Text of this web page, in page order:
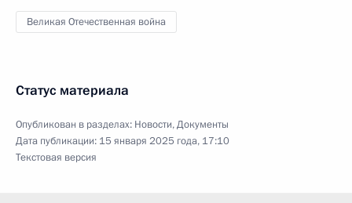
Великая Отечественная война
Статус материала
Опубликован в разделах: Новости,Документы
Дата публикации: 15 января 2025 года, 17:10
Текстовая версия